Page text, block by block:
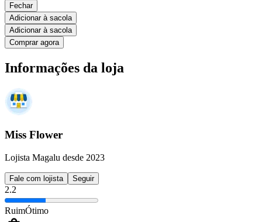
Fechar
Adicionar à sacola
Adicionar à sacola
Comprar agora
Informações da loja
Miss Flower
Lojista Magalu desde 2023
Fale com lojista Seguir
2.2
RuimÓtimo